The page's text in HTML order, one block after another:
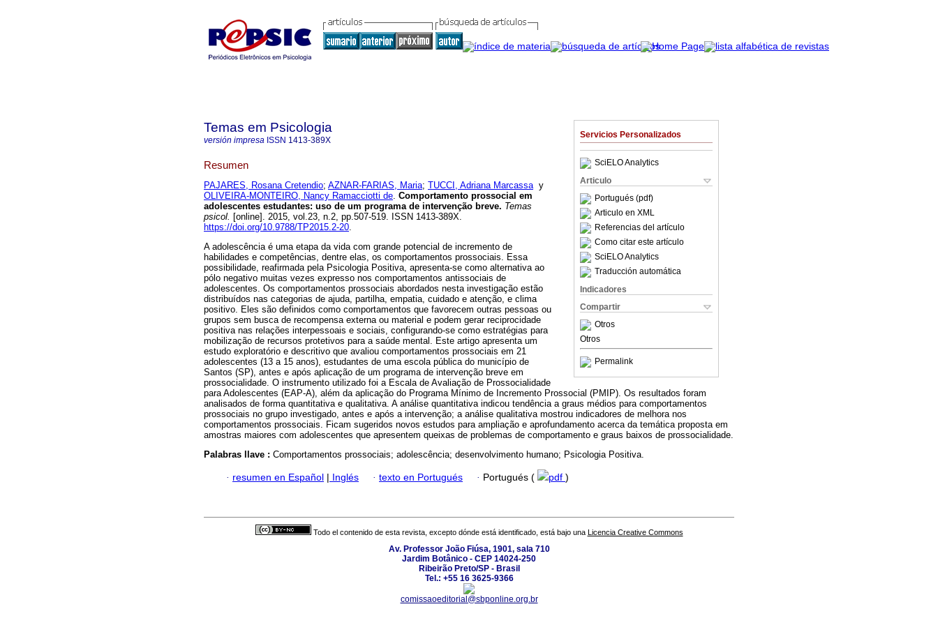
Servicios Personalizados
SciELO Analytics
Articulo
Portugués (pdf)
Articulo en XML
Referencias del artículo
Como citar este artículo
SciELO Analytics
Traducción automática
Indicadores
Compartir
Otros
Otros
Permalink
Temas em Psicologia
versión impresa ISSN 1413-389X
Resumen
PAJARES, Rosana Cretendio; AZNAR-FARIAS, Maria; TUCCI, Adriana Marcassay
OLIVEIRA-MONTEIRO, Nancy Ramacciotti de. Comportamento prossocial em
adolescentes estudantes: uso de um programa de intervenção breve. Temas
psicol. [online]. 2015, vol.23, n.2, pp.507-519. ISSN 1413-389X.
https://doi.org/10.9788/TP2015.2-20.
A adolescência é uma etapa da vida com grande potencial de incremento de
habilidades e competências, dentre elas, os comportamentos prossociais. Essa
possibilidade, reafirmada pela Psicologia Positiva, apresenta-se como alternativa ao
pólo negativo muitas vezes expresso nos comportamentos antissociais de
adolescentes. Os comportamentos prossociais abordados nesta investigação estão
distribuídos nas categorias de ajuda, partilha, empatia, cuidado e atenção, e clima
positivo. Eles são definidos como comportamentos que favorecem outras pessoas ou
grupos sem busca de recompensa externa ou material e podem gerar reciprocidade
positiva nas relações interpessoais e sociais, configurando-se como estratégias para
mobilização de recursos protetivos para a saúde mental. Este artigo apresenta um
estudo exploratório e descritivo que avaliou comportamentos prossociais em 21
adolescentes (13 a 15 anos), estudantes de uma escola pública do município de
Santos (SP), antes e após aplicação de um programa de intervenção breve em
prossocialidade. O instrumento utilizado foi a Escala de Avaliação de Prossocialidade
para Adolescentes (EAP-A), além da aplicação do Programa Mínimo de Incremento Prossocial (PMIP). Os resultados foram
analisados de forma quantitativa e qualitativa. A análise quantitativa indicou tendência a graus médios para comportamentos
prossociais no grupo investigado, antes e após a intervenção; a análise qualitativa mostrou indicadores de melhora nos
comportamentos prossociais. Ficam sugeridos novos estudos para ampliação e aprofundamento acerca da temática proposta em
amostras maiores com adolescentes que apresentem queixas de problemas de comportamento e graus baixos de prossocialidade.
Palabras llave : Comportamentos prossociais; adolescência; desenvolvimento humano; Psicologia Positiva.
· resumen en Español | Inglés · texto en Portugués · Portugués ( pdf )
Todo el contenido de esta revista, excepto dónde está identificado, está bajo una Licencia Creative Commons
Av. Professor João Fiúsa, 1901, sala 710
Jardim Botânico - CEP 14024-250
Ribeirão Preto/SP - Brasil
Tel.: +55 16 3625-9366
comissaoeditorial@sbponline.org.br